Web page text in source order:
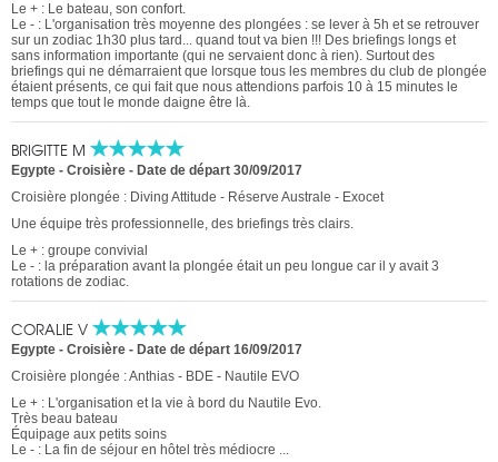
Le + : Le bateau, son confort.
Le - : L'organisation très moyenne des plongées : se lever à 5h et se retrouver
sur un zodiac 1h30 plus tard... quand tout va bien !!! Des briefings longs et
sans information importante (qui ne servaient donc à rien). Surtout des
briefings qui ne démarraient que lorsque tous les membres du club de plongée
étaient présents, ce qui fait que nous attendions parfois 10 à 15 minutes le
temps que tout le monde daigne être là.
BRIGITTE M
Egypte - Croisière - Date de départ 30/09/2017
Croisière plongée : Diving Attitude - Réserve Australe - Exocet
Une équipe très professionnelle, des briefings très clairs.
Le + : groupe convivial
Le - : la préparation avant la plongée était un peu longue car il y avait 3
rotations de zodiac.
CORALIE V
Egypte - Croisière - Date de départ 16/09/2017
Croisière plongée : Anthias - BDE - Nautile EVO
Le + : L'organisation et la vie à bord du Nautile Evo.
Très beau bateau
Équipage aux petits soins
Le - : La fin de séjour en hôtel très médiocre ...